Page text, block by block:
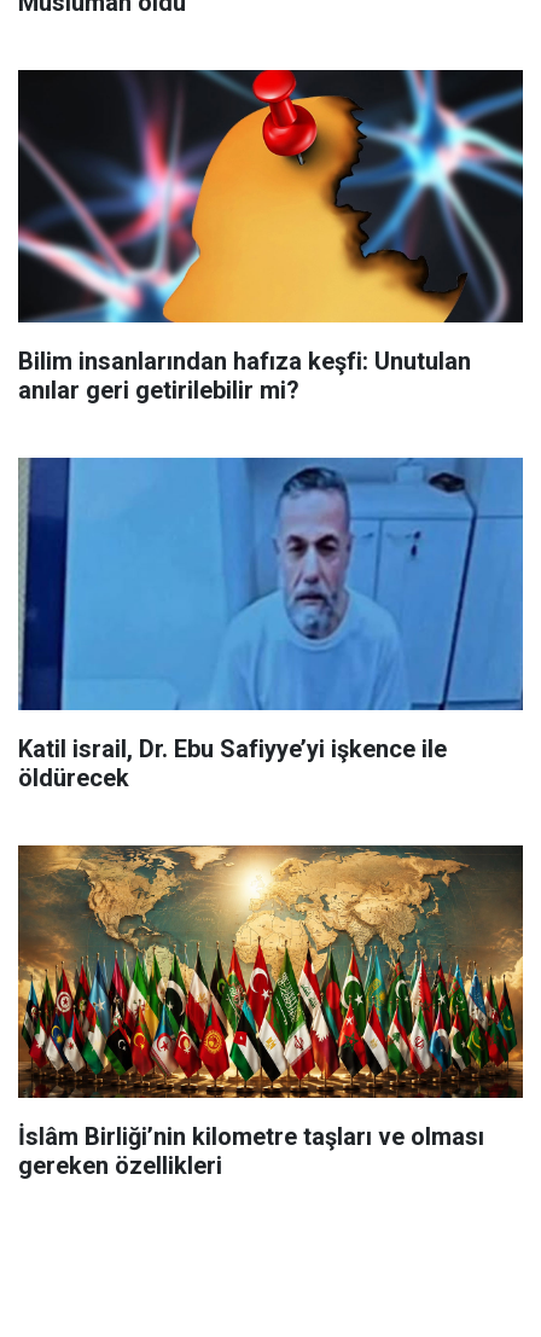
Bilim insanlarından hafıza keşfi: Unutulan
anılar geri getirilebilir mi?
Katil israil, Dr. Ebu Safiyye’yi işkence ile
öldürecek
İslâm Birliği’nin kilometre taşları ve olması
gereken özellikleri